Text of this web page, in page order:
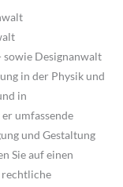
Designanwalt
in der Physik und
in
umfassende
und Gestaltung
Sie auf einen
rechtliche